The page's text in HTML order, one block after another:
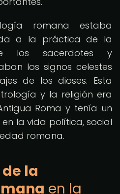
romana estaba
a la práctica de la
los sacerdotes y
los signos celestes
de los dioses. Esta
y la religión era
Roma y tenía un
la vida política, social
romana.
la
en la